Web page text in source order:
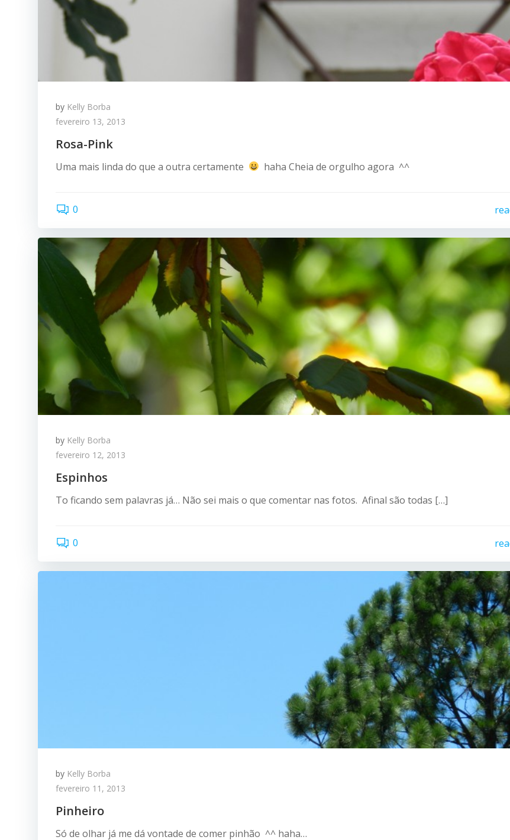
by Kelly Borba
fevereiro 13, 2013
Rosa-Pink
Uma mais linda do que a outra certamente haha Cheia de orgulho agora ^^
0
by Kelly Borba
fevereiro 12, 2013
Espinhos
To ficando sem palavras já… Não sei mais o que comentar nas fotos. Afinal são todas […]
0
by Kelly Borba
fevereiro 11, 2013
Pinheiro
Só de olhar já me dá vontade de comer pinhão ^^ haha…